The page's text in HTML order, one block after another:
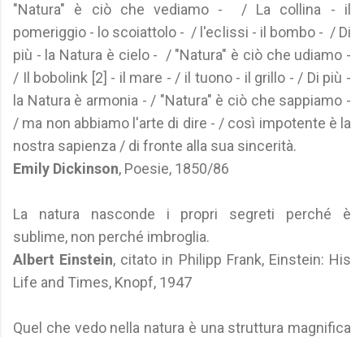
"Natura" è ciò che vediamo - / La collina - il
pomeriggio - lo scoiattolo - / l'eclissi - il bombo - / Di
più - la Natura è cielo - / "Natura" è ciò che udiamo -
/ Il bobolink [2] - il mare - / il tuono - il grillo - / Di più -
la Natura è armonia - / "Natura" è ciò che sappiamo -
/ ma non abbiamo l'arte di dire - / così impotente è la
nostra sapienza / di fronte alla sua sincerità.
Emily Dickinson, Poesie, 1850/86
La natura nasconde i propri segreti perché è
sublime, non perché imbroglia.
Albert Einstein, citato in Philipp Frank, Einstein: His
Life and Times, Knopf, 1947
Quel che vedo nella natura è una struttura magnifica